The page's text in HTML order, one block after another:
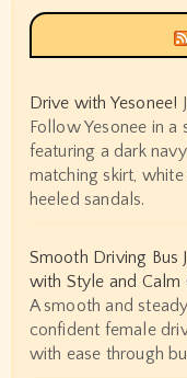
Drive with Yesonee!
Follow Yesonee in
featuring a dark
matching skirt,
heeled sandals.
Smooth Driving Bus
with Style and Calm
A smooth and
confident female
with ease through